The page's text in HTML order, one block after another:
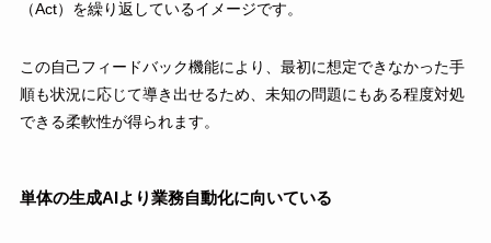
（Act）を繰り返しているイメージです。
この自己フィードバック機能により、最初に想定できなかった手
順も状況に応じて導き出せるため、未知の問題にもある程度対処
できる柔軟性が得られます。
単体の生成AIより業務自動化に向いている